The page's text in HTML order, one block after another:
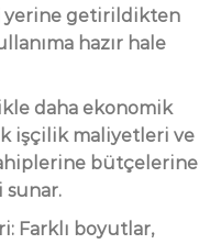
yerine getirildikten
hazır hale
daha ekonomik
işçilik maliyetleri ve
bütçelerine
sunar.
Farklı boyutlar,